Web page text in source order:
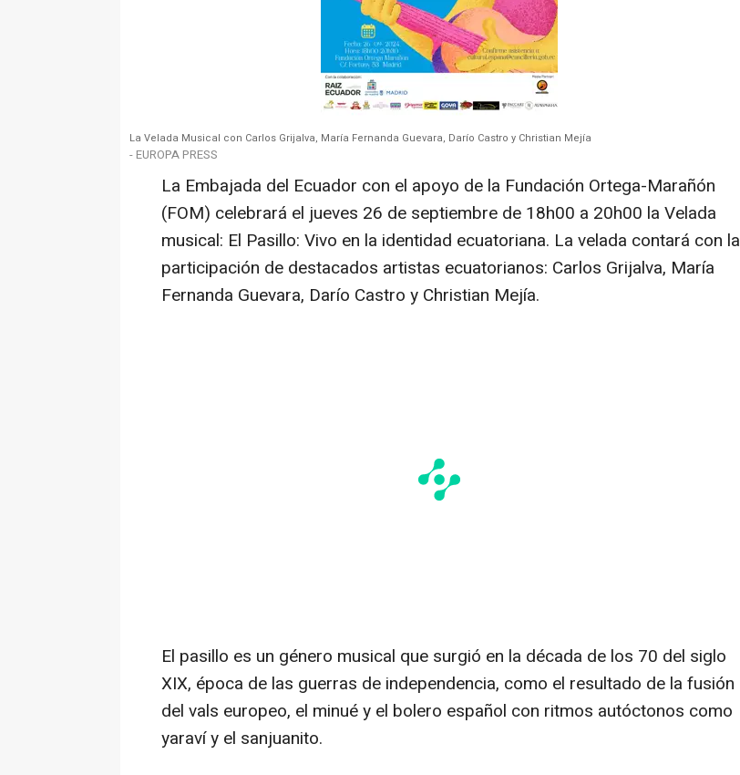
La Velada Musical con Carlos Grijalva, María Fernanda Guevara, Darío Castro y Christian Mejía
- EUROPA PRESS
La Embajada del Ecuador con el apoyo de la Fundación Ortega-Marañón
(FOM) celebrará el jueves 26 de septiembre de 18h00 a 20h00 la Velada
musical: El Pasillo: Vivo en la identidad ecuatoriana. La velada contará con la
participación de destacados artistas ecuatorianos: Carlos Grijalva, María
Fernanda Guevara, Darío Castro y Christian Mejía.
El pasillo es un género musical que surgió en la década de los 70 del siglo
XIX, época de las guerras de independencia, como el resultado de la fusión
del vals europeo, el minué y el bolero español con ritmos autóctonos como
yaraví y el sanjuanito.